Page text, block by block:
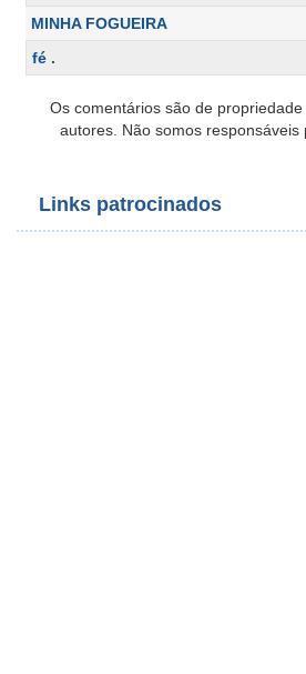
MINHA FOGUEIRA
fé .
Os comentários são de
autores. Não somos responsáveis
Links patrocinados